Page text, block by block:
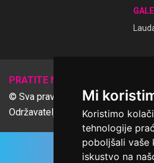
Mi
Koristimo
tehnologije
poboljšali vaše
iskustvo na
PRATITE NAS
© Sva prava pridržana Udruga Ime
Održavatelj Netcom d.o.o., Riva 6,